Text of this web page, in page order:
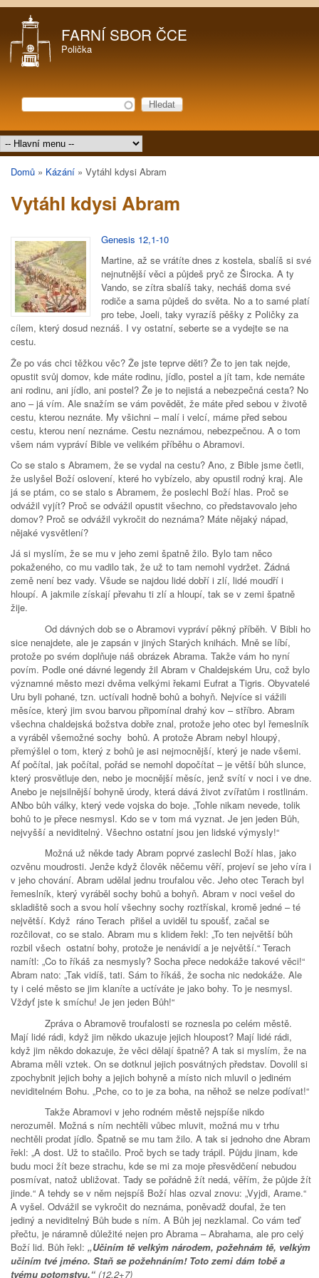
FARNÍ SBOR ČCE
Polička
Vyhledávání
Hledat
Hlavní menu
Jste zde
Domů » Kázání » Vytáhl kdysi Abram
Vytáhl kdysi Abram
Genesis 12,1-10
Martine, až se vrátíte dnes z kostela, sbalíš si své
nejnutnější věci a půjdeš pryč ze Širocka. A ty
Vando, se zítra sbalíš taky, necháš doma své
rodiče a sama půjdeš do světa. No a to samé platí
pro tebe, Joeli, taky vyrazíš pěšky z Poličky za
cílem, který dosud neznáš. I vy ostatní, seberte se a vydejte se na
cestu.
Že po vás chci těžkou věc? Že jste teprve děti? Že to jen tak nejde,
opustit svůj domov, kde máte rodinu, jídlo, postel a jít tam, kde nemáte
ani rodinu, ani jídlo, ani postel? Že je to nejistá a nebezpečná cesta? No
ano – já vím. Ale snažím se vám povědět, že máte před sebou v životě
cestu, kterou neznáte. My všichni – malí i velcí, máme před sebou
cestu, kterou není neznáme. Cestu neznámou, nebezpečnou. A o tom
všem nám vypráví Bible ve velikém příběhu o Abramovi.
Co se stalo s Abramem, že se vydal na cestu? Ano, z Bible jsme četli,
že uslyšel Boží oslovení, které ho vybízelo, aby opustil rodný kraj. Ale
já se ptám, co se stalo s Abramem, že poslechl Boží hlas. Proč se
odvážil vyjít? Proč se odvážil opustit všechno, co představovalo jeho
domov? Proč se odvážil vykročit do neznáma? Máte nějaký nápad,
nějaké vysvětlení?
Já si myslím, že se mu v jeho zemi špatně žilo. Bylo tam něco
pokaženého, co mu vadilo tak, že už to tam nemohl vydržet. Žádná
země není bez vady. Všude se najdou lidé dobří i zlí, lidé moudří i
hloupí. A jakmile získají převahu ti zlí a hloupí, tak se v zemi špatně
žije.
Od dávných dob se o Abramovi vypráví pěkný příběh. V Bibli ho
sice nenajdete, ale je zapsán v jiných Starých knihách. Mně se líbí,
protože po svém doplňuje náš obrázek Abrama. Takže vám ho nyní
povím. Podle oné dávné legendy žil Abram v Chaldejském Uru, což bylo
významné město mezi dvěma velkými řekami Eufrat a Tigris. Obyvatelé
Uru byli pohané, tzn. uctívali hodně bohů a bohyň. Nejvíce si vážili
měsíce, který jim svou barvou připomínal drahý kov – stříbro. Abram
všechna chaldejská božstva dobře znal, protože jeho otec byl řemeslník
a vyráběl všemožné sochy bohů. A protože Abram nebyl hloupý,
přemýšlel o tom, který z bohů je asi nejmocnější, který je nade všemi.
Ať počítal, jak počítal, pořád se nemohl dopočítat – je větší bůh slunce,
který prosvětluje den, nebo je mocnější měsíc, jenž svítí v noci i ve dne.
Anebo je nejsilnější bohyně úrody, která dává život zvířatům i rostlinám.
ANbo bůh války, který vede vojska do boje. „Tohle nikam nevede, tolik
bohů to je přece nesmysl. Kdo se v tom má vyznat. Je jen jeden Bůh,
nejvyšší a neviditelný. Všechno ostatní jsou jen lidské výmysly!“
Možná už někde tady Abram poprvé zaslechl Boží hlas, jako
ozvěnu moudrosti. Jenže když člověk něčemu věří, projeví se jeho víra i
v jeho chování. Abram udělal jednu troufalou věc. Jeho otec Terach byl
řemeslník, který vyráběl sochy bohů a bohyň. Abram v noci vešel do
skladiště soch a svou holí všechny sochy roztřískal, kromě jedné – té
největší. Když ráno Terach přišel a uviděl tu spoušť, začal se
rozčilovat, co se stalo. Abram mu s klidem řekl: „To ten největší bůh
rozbil všech ostatní bohy, protože je nenávidí a je největší.“ Terach
namítl: „Co to říkáš za nesmysly? Socha přece nedokáže takové věci!“
Abram nato: „Tak vidíš, tati. Sám to říkáš, že socha nic nedokáže. Ale
ty i celé město se jim klaníte a uctíváte je jako bohy. To je nesmysl.
Vždyť jste k smíchu! Je jen jeden Bůh!“
Zpráva o Abramově troufalosti se roznesla po celém městě.
Mají lidé rádi, když jim někdo ukazuje jejich hloupost? Mají lidé rádi,
když jim někdo dokazuje, že věci dělají špatně? A tak si myslím, že na
Abrama měli vztek. On se dotknul jejich posvátných představ. Dovolil si
zpochybnit jejich bohy a jejich bohyně a místo nich mluvil o jediném
neviditelném Bohu. „Pche, co to je za boha, na něhož se nelze podívat!“
Takže Abramovi v jeho rodném městě nejspíše nikdo
nerozuměl. Možná s ním nechtěli vůbec mluvit, možná mu v trhu
nechtěli prodat jídlo. Špatně se mu tam žilo. A tak si jednoho dne Abram
řekl: „A dost. Už to stačilo. Proč bych se tady trápil. Půjdu jinam, kde
budu moci žít beze strachu, kde se mi za moje přesvědčení nebudou
posmívat, natož ubližovat. Tady se pořádně žít nedá, věřím, že půjde žít
jinde.“ A tehdy se v něm nejspíš Boží hlas ozval znovu: „Vyjdi, Arame.“
A vyšel. Odvážil se vykročit do neznáma, poněvadž doufal, že ten
jediný a neviditelný Bůh bude s ním. A Bůh jej nezklamal. Co vám teď
přečtu, je náramně důležité nejen pro Abrama – Abrahama, ale pro celý
Boží lid. Bůh řekl: „Učiním tě velkým národem, požehnám tě, velkým
učiním tvé jméno. Staň se požehnáním! Toto zemi dám tobě a
tvému potomstvu.“ (12,2+7)